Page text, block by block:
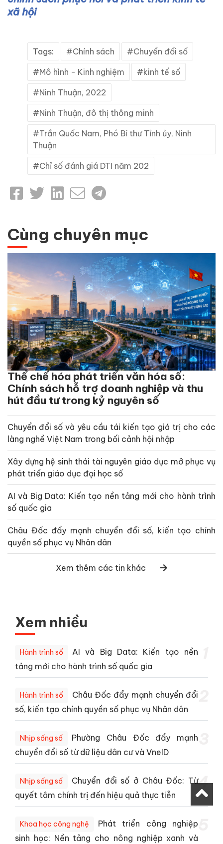
xã hội
Tags: Chính sách Chuyển đổi số
Mô hình - Kinh nghiệm kinh tế số
Ninh Thuận, 2022
Ninh Thuận, đô thị thông minh
Trần Quốc Nam, Phó Bí thư Tỉnh ủy, Ninh
Thuận
Chỉ số đánh giá DTI năm 202
Cùng chuyên mục
Thể chế hóa phát triển văn hóa số:
Chính sách hỗ trợ doanh nghiệp và thu
hút đầu tư trong kỷ nguyên số
Chuyển đổi số và yêu cầu tái kiến tạo giá trị cho các
làng nghề Việt Nam trong bối cảnh hội nhập
Xây dựng hệ sinh thái tài nguyên giáo dục mở phục vụ
phát triển giáo dục đại học số
AI và Big Data: Kiến tạo nền tảng mới cho hành trình
số quốc gia
Châu Đốc đẩy mạnh chuyển đổi số, kiến tạo chính
quyền số phục vụ Nhân dân
Xem thêm các tin khác
Xem nhiều
Hành trình số
AI và Big Data: Kiến tạo nền
tảng mới cho hành trình số quốc gia
Hành trình số
Châu Đốc đẩy mạnh chuyển đổi
số, kiến tạo chính quyền số phục vụ Nhân dân
Nhịp sống số
Phường Châu Đốc đẩy mạnh
chuyển đổi số từ dữ liệu dân cư và VneID
Nhịp sống số
Chuyển đổi số ở Châu Đốc: Từ
quyết tâm chính trị đến hiệu quả thực tiễn
4
Khoa học công nghệ
Phát triển công nghiệp
sinh học: Nền tảng cho nông nghiệp xanh và